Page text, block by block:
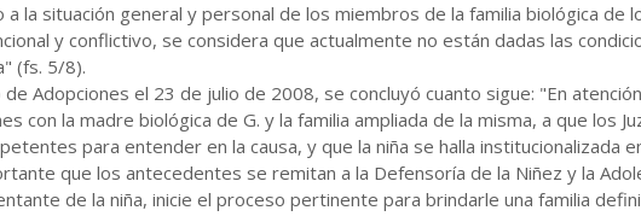
la situación general y personal de los miembros de la familia biológica de
y conflictivo, se considera que actualmente no están dadas las
(fs. 5/8).
Adopciones el 23 de julio de 2008, se concluyó cuanto sigue: "En
con la madre biológica de G. y la familia ampliada de la misma, a que los
para entender en la causa, y que la niña se halla institucionalizada
que los antecedentes se remitan a la Defensoría de la Niñez y la
de la niña, inicie el proceso pertinente para brindarle una familia